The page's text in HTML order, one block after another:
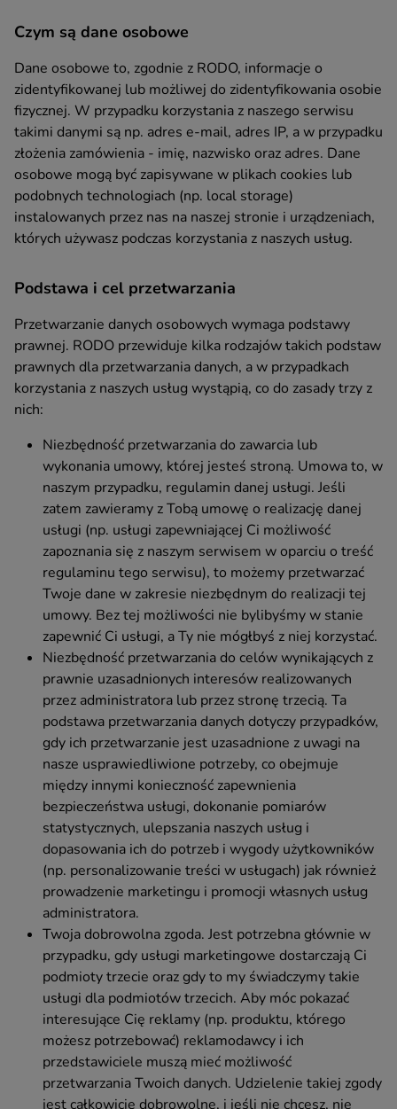
Czym są dane osobowe
Dane osobowe to, zgodnie z RODO, informacje o
zidentyfikowanej lub możliwej do zidentyfikowania osobie
fizycznej. W przypadku korzystania z naszego serwisu
takimi danymi są np. adres e-mail, adres IP, a w przypadku
złożenia zamówienia - imię, nazwisko oraz adres. Dane
osobowe mogą być zapisywane w plikach cookies lub
podobnych technologiach (np. local storage)
instalowanych przez nas na naszej stronie i urządzeniach,
których używasz podczas korzystania z naszych usług.
Podstawa i cel przetwarzania
Przetwarzanie danych osobowych wymaga podstawy
prawnej. RODO przewiduje kilka rodzajów takich podstaw
prawnych dla przetwarzania danych, a w przypadkach
korzystania z naszych usług wystąpią, co do zasady trzy z
nich:
Niezbędność przetwarzania do zawarcia lub
wykonania umowy, której jesteś stroną. Umowa to, w
naszym przypadku, regulamin danej usługi. Jeśli
zatem zawieramy z Tobą umowę o realizację danej
usługi (np. usługi zapewniającej Ci możliwość
zapoznania się z naszym serwisem w oparciu o treść
regulaminu tego serwisu), to możemy przetwarzać
Twoje dane w zakresie niezbędnym do realizacji tej
umowy. Bez tej możliwości nie bylibyśmy w stanie
zapewnić Ci usługi, a Ty nie mógłbyś z niej korzystać.
Niezbędność przetwarzania do celów wynikających z
prawnie uzasadnionych interesów realizowanych
przez administratora lub przez stronę trzecią. Ta
podstawa przetwarzania danych dotyczy przypadków,
gdy ich przetwarzanie jest uzasadnione z uwagi na
nasze usprawiedliwione potrzeby, co obejmuje
między innymi konieczność zapewnienia
bezpieczeństwa usługi, dokonanie pomiarów
statystycznych, ulepszania naszych usług i
dopasowania ich do potrzeb i wygody użytkowników
(np. personalizowanie treści w usługach) jak również
prowadzenie marketingu i promocji własnych usług
administratora.
Twoja dobrowolna zgoda. Jest potrzebna głównie w
przypadku, gdy usługi marketingowe dostarczają Ci
podmioty trzecie oraz gdy to my świadczymy takie
usługi dla podmiotów trzecich. Aby móc pokazać
interesujące Cię reklamy (np. produktu, którego
możesz potrzebować) reklamodawcy i ich
przedstawiciele muszą mieć możliwość
przetwarzania Twoich danych. Udzielenie takiej zgody
jest całkowicie dobrowolne, i jeśli nie chcesz, nie